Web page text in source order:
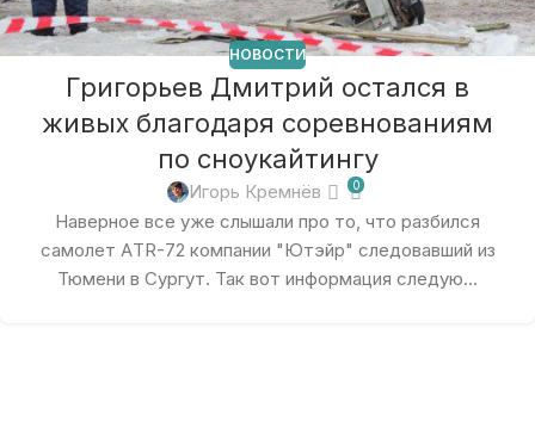
НОВОСТИ
Григорьев Дмитрий остался в
живых благодаря соревнованиям
по сноукайтингу
Игорь Кремнёв 0
Наверное все уже слышали про то, что разбился
самолет ATR-72 компании "Ютэйр" следовавший из
Тюмени в Сургут. Так вот информация следую...